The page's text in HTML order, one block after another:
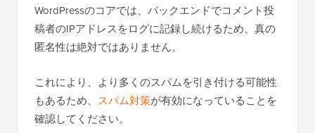
WordPressのコアでは、バックエンドでコメント投
稿者のIPアドレスをログに記録し続けるため、真の
匿名性は絶対ではありません。
これにより、より多くのスパムを引き付ける可能性
もあるため、 スパム対策が有効になっていることを
確認してください。